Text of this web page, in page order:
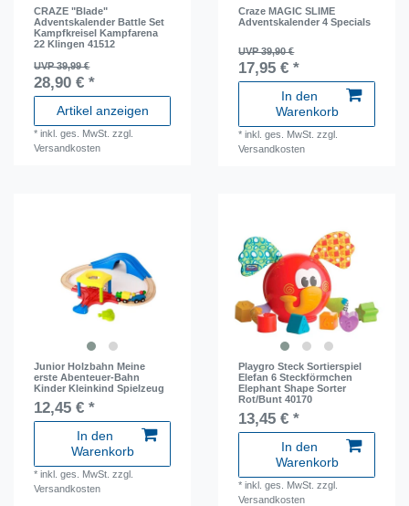
CRAZE "Blade"
Adventskalender Battle Set
Kampfkreisel Kampfarena
22 Klingen 41512
UVP 39,99 €
28,90 € *
Artikel anzeigen
*inkl. ges. MwSt. zzgl.
Versandkosten
Craze MAGIC SLIME
Adventskalender 4 Specials
UVP 39,90 €
17,95 € *
In den
Warenkorb
*inkl. ges. MwSt. zzgl.
Versandkosten
Junior Holzbahn Meine
erste Abenteuer-Bahn
Kinder Kleinkind Spielzeug
12,45 € *
In den
Warenkorb
*inkl. ges. MwSt. zzgl.
Versandkosten
Playgro Steck Sortierspiel
Elefan 6 Steckförmchen
Elephant Shape Sorter
Rot/Bunt 40170
13,45 € *
In den
Warenkorb
*inkl. ges. MwSt. zzgl.
Versandkosten